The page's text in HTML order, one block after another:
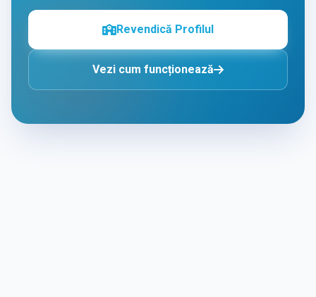
Revendică Profilul
Vezi cum funcționează